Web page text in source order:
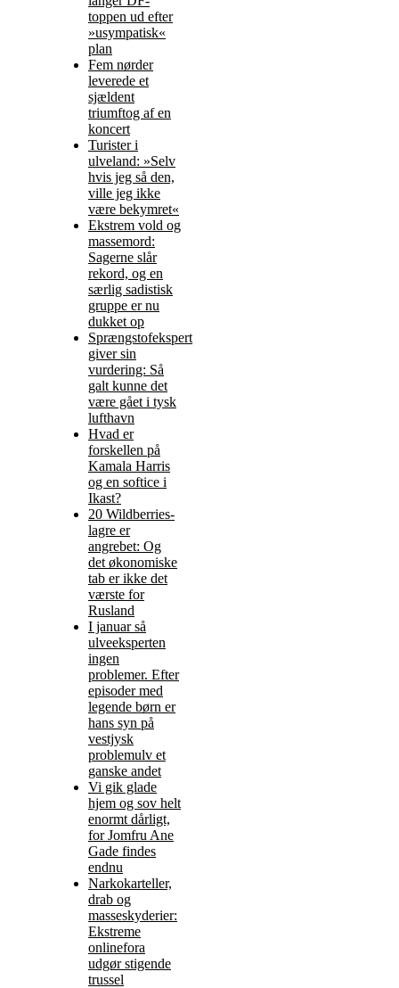
toppen ud efter
»usympatisk«
plan
Fem nørder
leverede et
sjældent
triumftog af en
koncert
Turister i
ulveland: »Selv
hvis jeg så den,
ville jeg ikke
være bekymret«
Ekstrem vold og
massemord:
Sagerne slår
rekord, og en
særlig sadistisk
gruppe er nu
dukket op
Sprængstofekspert
giver sin
vurdering: Så
galt kunne det
være gået i tysk
lufthavn
Hvad er
forskellen på
Kamala Harris
og en softice i
Ikast?
20 Wildberries-
lagre er
angrebet: Og
det økonomiske
tab er ikke det
værste for
Rusland
I januar så
ulveeksperten
ingen
problemer. Efter
episoder med
legende børn er
hans syn på
vestjysk
problemulv et
ganske andet
Vi gik glade
hjem og sov helt
enormt dårligt,
for Jomfru Ane
Gade findes
endnu
Narkokarteller,
drab og
masseskyderier:
Ekstreme
onlinefora
udgør stigende
trussel